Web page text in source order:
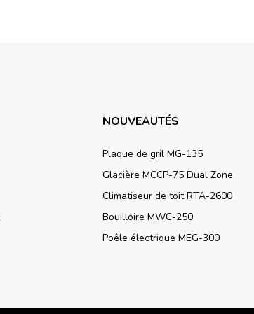
NOUVEAUTÉS
Plaque de gril MG-135
Glacière MCCP-75 Dual Zone
Climatiseur de toit RTA-2600
Bouilloire MWC-250
Poêle électrique MEG-300